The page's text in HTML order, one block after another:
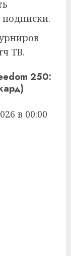
подписки.
ТВ.
250:
в 00:00